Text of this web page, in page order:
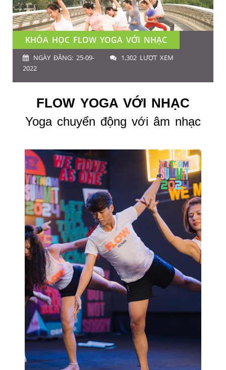
KHÓA HỌC FLOW YOGA VỚI NHẠC
NGÀY ĐĂNG: 25-09-
2022
1,302 LƯỢT XEM
FLOW YOGA VỚI NHẠC
Yoga chuyển động với âm nhạc